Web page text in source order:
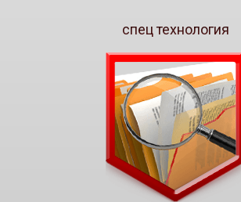
спец технология